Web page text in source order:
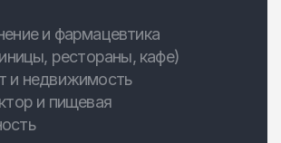
и фармацевтика
рестораны, кафе)
и недвижимость
и пищевая